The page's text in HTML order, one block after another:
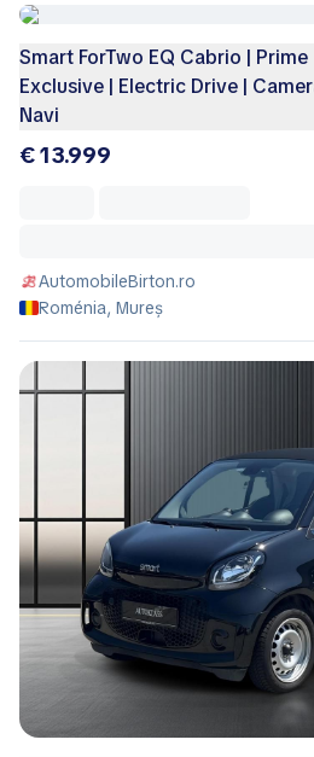
Smart ForTwo EQ Cabrio | Prime
Exclusive | Electric Drive |
Navi
€ 13.999
AutomobileBirton.ro
Roménia, Mureș